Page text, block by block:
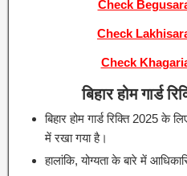
Check
Check
Check
बिहार होम गार्ड
बिहार होम गार्ड रिक्ति 2025 के
में रखा गया है।
हालांकि, योग्यता के बारे में